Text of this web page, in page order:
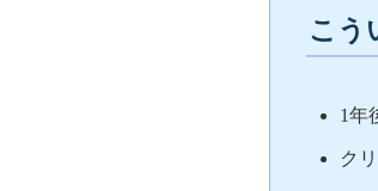
こう
1年
ク